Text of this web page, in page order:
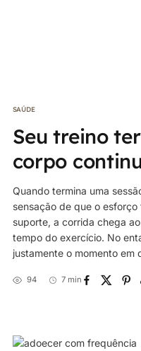
SAÚDE
Seu treino
corpo
Quando termina uma
sensação de que o
suporte, a corrida chega
tempo do exercício. No
justamente o momento em
94 7 min